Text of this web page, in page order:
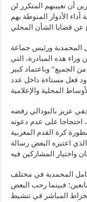
أن تغييبهم المتكرر لن
الأدوار المنوطة بهم
المحمدية ورئيس جماعة
وراء هذه المبادرة، التي
الجميع” وباعتماد كبير
فعل مستاءة داخل عدد
عزيز بالبودالي رفضه
احتجاجا على عدم دعوته
كرة القدم المغربية
اعتبره البعض رسالة
المحمدية في مختلف
فبينما رحب البعض
المباشر في تنشيط